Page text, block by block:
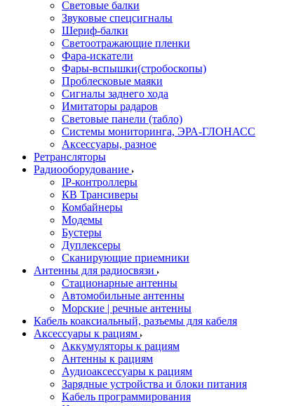
Световые балки
Звуковые спецсигналы
Шериф-балки
Светоотражающие пленки
Фара-искатели
Фары-вспышки(стробоскопы)
Проблесковые маяки
Сигналы заднего хода
Имитаторы радаров
Световые панели (табло)
Системы мониторинга, ЭРА-ГЛОНАСС
Аксессуары, разное
Ретрансляторы
Радиооборудование
IP-контроллеры
КВ Трансиверы
Комбайнеры
Модемы
Бустеры
Дуплексеры
Сканирующие приемники
Антенны для радиосвязи
Стационарные антенны
Автомобильные антенны
Морские | речные антенны
Кабель коаксиальный, разъемы для кабеля
Аксессуары к рациям
Аккумуляторы к рациям
Антенны к рациям
Аудиоаксессуары к рациям
Зарядные устройства и блоки питания
Кабель программирования